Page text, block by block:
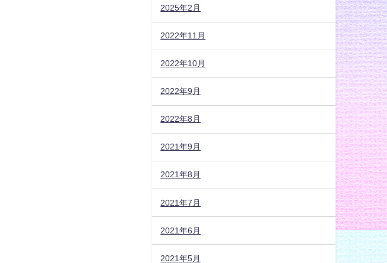
2025年2月
2022年11月
2022年10月
2022年9月
2022年8月
2021年9月
2021年8月
2021年7月
2021年6月
2021年5月